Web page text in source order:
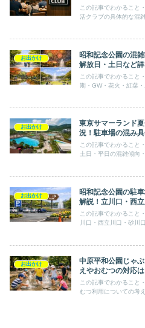
この記事でわかること
活クラブの具体的な混
お出かけ
昭和記念公園の混
解放日・土日など
この記事でわかること
期・GW・花火・紅葉・
お出かけ
東京サマーランド
況！駐車場の混み具
この記事でわかること
土日・平日の混雑傾向
お出かけ
昭和記念公園の駐
解説！立川口・西
この記事でわかること
川口・西立川口・砂川
お出かけ
中原平和公園じゃ
えやおむつの対応は
この記事でわかること
むつ利用についての考